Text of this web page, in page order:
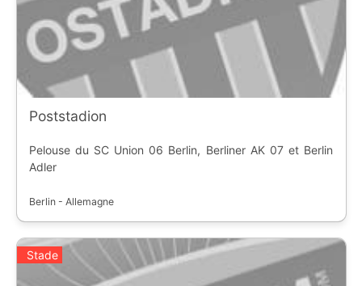
Poststadion
Pelouse du SC Union 06 Berlin, Berliner AK 07 et Berlin
Adler
Berlin - Allemagne
Stade